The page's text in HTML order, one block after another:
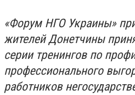
«Форум НГО Украины»
жителей Донетчины
серии тренингов по
профессионального
работников